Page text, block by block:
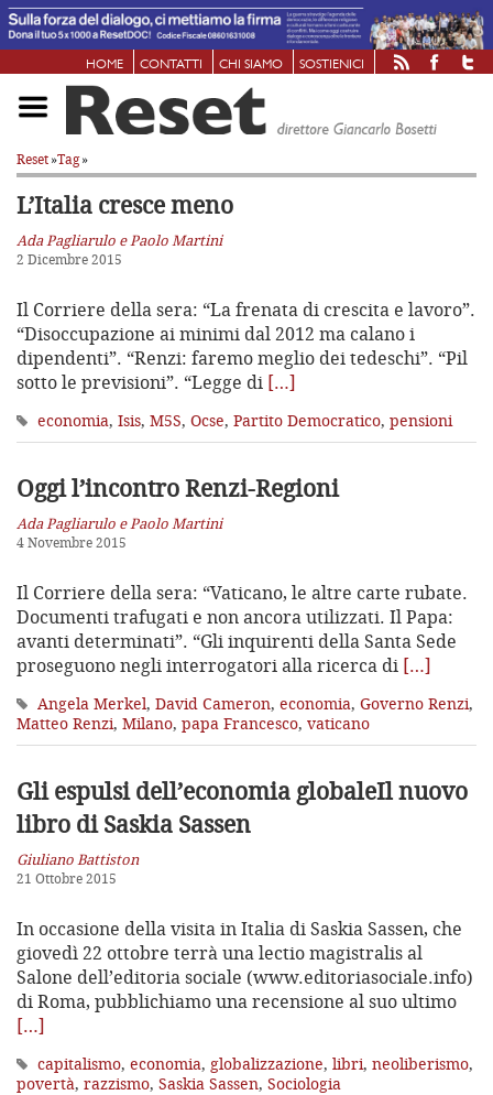
HOME CONTATTI CHI SIAMO SOSTIENICI
Reset»Tag»
L’Italia cresce meno
Ada Pagliarulo e Paolo Martini
2 Dicembre 2015
Il Corriere della sera: “La frenata di crescita e lavoro”.
“Disoccupazione ai minimi dal 2012 ma calano i
dipendenti”. “Renzi: faremo meglio dei tedeschi”. “Pil
sotto le previsioni”. “Legge di […]
economia, Isis, M5S, Ocse, Partito Democratico, pensioni
Oggi l’incontro Renzi-Regioni
Ada Pagliarulo e Paolo Martini
4 Novembre 2015
Il Corriere della sera: “Vaticano, le altre carte rubate.
Documenti trafugati e non ancora utilizzati. Il Papa:
avanti determinati”. “Gli inquirenti della Santa Sede
proseguono negli interrogatori alla ricerca di […]
Angela Merkel, David Cameron, economia, Governo Renzi,
Matteo Renzi, Milano, papa Francesco, vaticano
Gli espulsi dell’economia globaleIl nuovo
libro di Saskia Sassen
Giuliano Battiston
21 Ottobre 2015
In occasione della visita in Italia di Saskia Sassen, che
giovedì 22 ottobre terrà una lectio magistralis al
Salone dell’editoria sociale (www.editoriasociale.info)
di Roma, pubblichiamo una recensione al suo ultimo
[…]
capitalismo, economia, globalizzazione, libri, neoliberismo,
povertà, razzismo, Saskia Sassen, Sociologia